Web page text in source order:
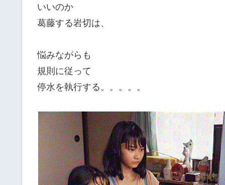
いいのか
葛藤する岩切は、
悩みながらも
規則に従って
停水を執行する。。。。。